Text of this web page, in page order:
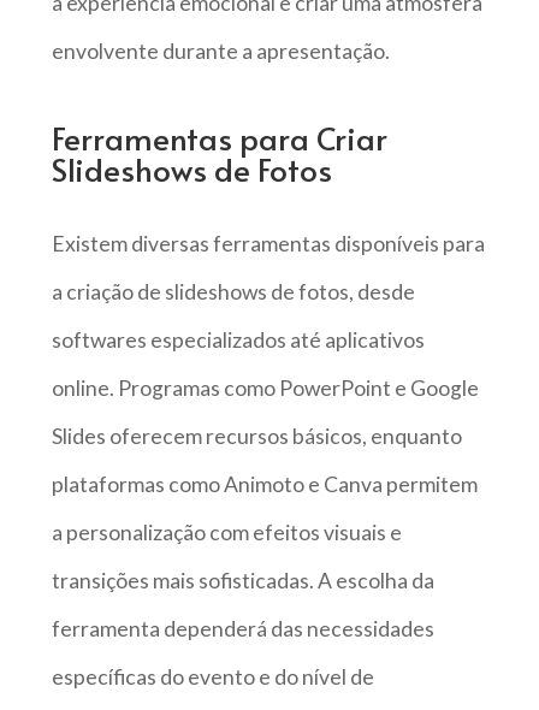
envolvente durante a apresentação.
Ferramentas para Criar
Slideshows de Fotos
Existem diversas ferramentas disponíveis para
a criação de slideshows de fotos, desde
softwares especializados até aplicativos
online. Programas como PowerPoint e Google
Slides oferecem recursos básicos, enquanto
plataformas como Animoto e Canva permitem
a personalização com efeitos visuais e
transições mais sofisticadas. A escolha da
ferramenta dependerá das necessidades
específicas do evento e do nível de